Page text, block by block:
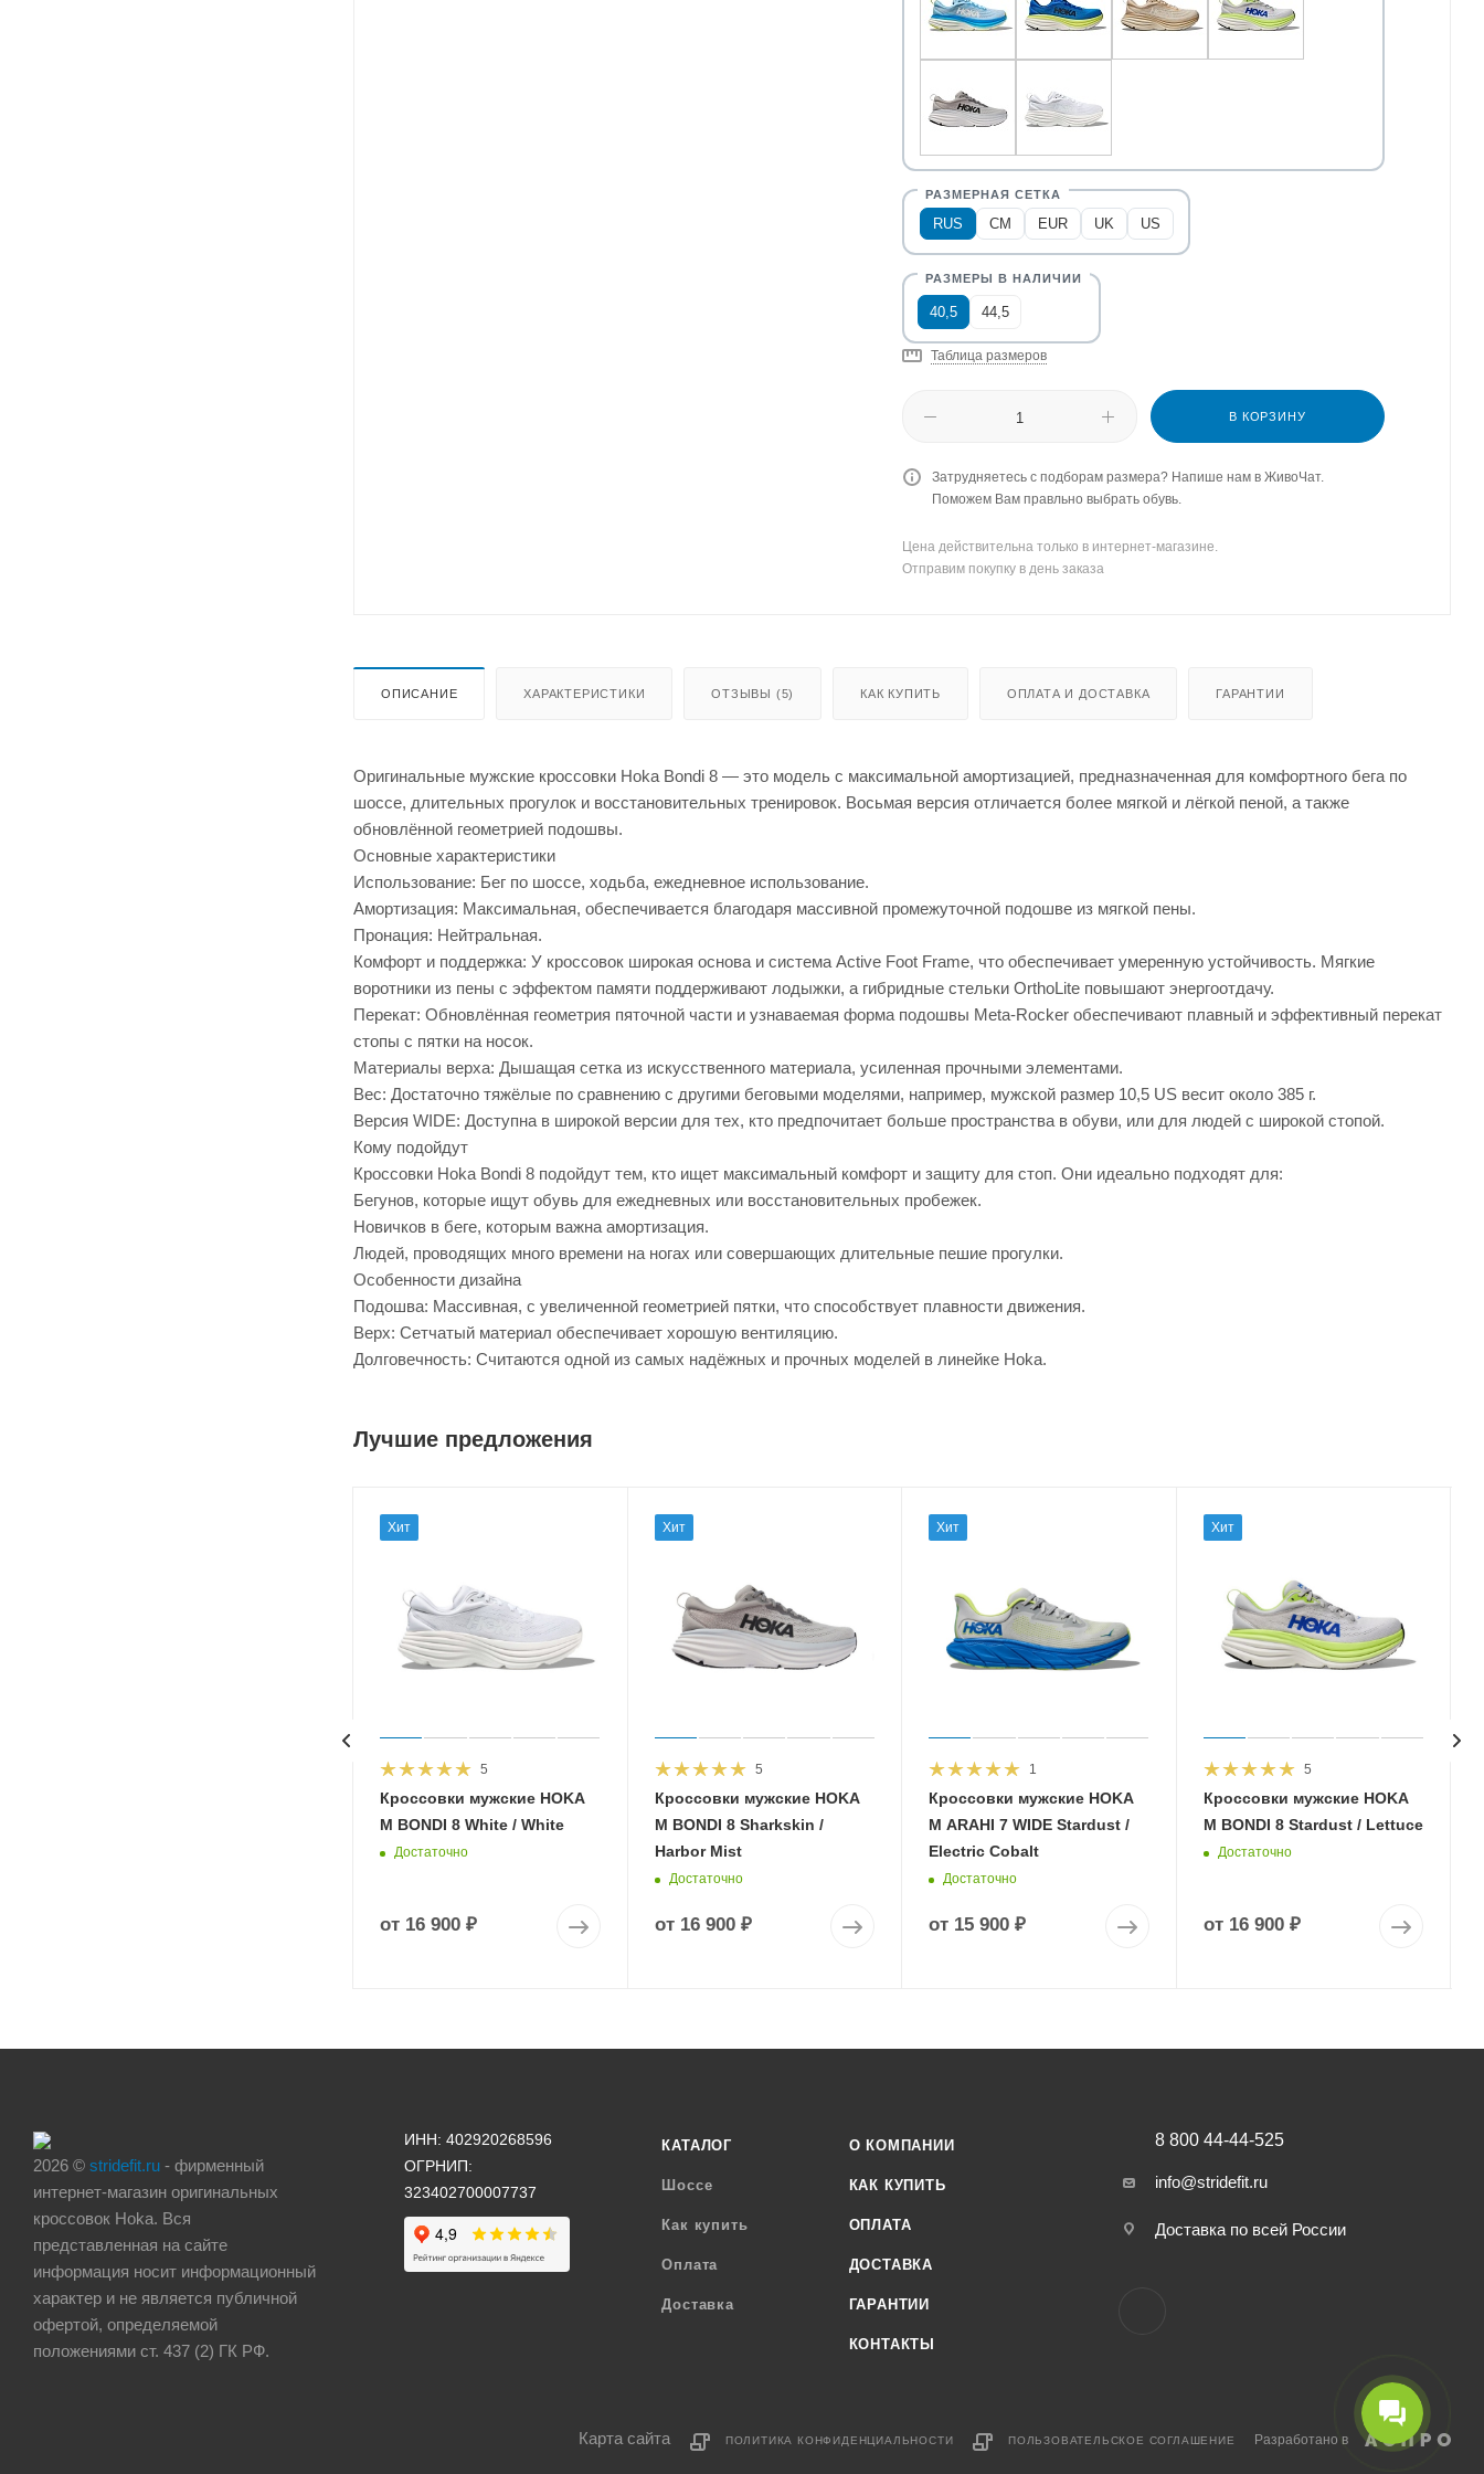
RUS CM EUR UK US
40,5 44,5
Таблица размеров
В КОРЗИНУ
Затрудняетесь с подборам размера? Напише нам в ЖивоЧат.
Поможем Вам правльно выбрать обувь.
Цена действительна только в интернет-магазине.
Отправим покупку в день заказа
ОПИСАНИЕ ХАРАКТЕРИСТИКИ ОТЗЫВЫ (5) КАК КУПИТЬ ОПЛАТА И ДОСТАВКА ГАРАНТИИ
Оригинальные мужские кроссовки Hoka Bondi 8 — это модель с максимальной амортизацией, предназначенная для комфортного бега по
шоссе, длительных прогулок и восстановительных тренировок. Восьмая версия отличается более мягкой и лёгкой пеной, а также
обновлённой геометрией подошвы.
Основные характеристики
Использование: Бег по шоссе, ходьба, ежедневное использование.
Амортизация: Максимальная, обеспечивается благодаря массивной промежуточной подошве из мягкой пены.
Пронация: Нейтральная.
Комфорт и поддержка: У кроссовок широкая основа и система Active Foot Frame, что обеспечивает умеренную устойчивость. Мягкие
воротники из пены с эффектом памяти поддерживают лодыжки, а гибридные стельки OrthoLite повышают энергоотдачу.
Перекат: Обновлённая геометрия пяточной части и узнаваемая форма подошвы Meta-Rocker обеспечивают плавный и эффективный перекат
стопы с пятки на носок.
Материалы верха: Дышащая сетка из искусственного материала, усиленная прочными элементами.
Вес: Достаточно тяжёлые по сравнению с другими беговыми моделями, например, мужской размер 10,5 US весит около 385 г.
Версия WIDE: Доступна в широкой версии для тех, кто предпочитает больше пространства в обуви, или для людей с широкой стопой.
Кому подойдут
Кроссовки Hoka Bondi 8 подойдут тем, кто ищет максимальный комфорт и защиту для стоп. Они идеально подходят для:
Бегунов, которые ищут обувь для ежедневных или восстановительных пробежек.
Новичков в беге, которым важна амортизация.
Людей, проводящих много времени на ногах или совершающих длительные пешие прогулки.
Особенности дизайна
Подошва: Массивная, с увеличенной геометрией пятки, что способствует плавности движения.
Верх: Сетчатый материал обеспечивает хорошую вентиляцию.
Долговечность: Считаются одной из самых надёжных и прочных моделей в линейке Hoka.
Лучшие предложения
Хит
5
Кроссовки мужские HOKA
M BONDI 8 White / White
Достаточно
от 16 900 ₽
Хит
5
Кроссовки мужские HOKA
M BONDI 8 Sharkskin /
Harbor Mist
Достаточно
от 16 900 ₽
Хит
1
Кроссовки мужские HOKA
M ARAHI 7 WIDE Stardust /
Electric Cobalt
Достаточно
от 15 900 ₽
Хит
5
Кроссовки мужские HOKA
M BONDI 8 Stardust / Lettuce
Достаточно
от 16 900 ₽
2026 © stridefit.ru - фирменный
интернет-магазин оригинальных
кроссовок Hoka. Вся
представленная на сайте
информация носит информационный
характер и не является публичной
офертой, определяемой
положениями ст. 437 (2) ГК РФ.
ИНН: 402920268596
ОГРНИП:
323402700007737
КАТАЛОГ
Шоссе
Как купить
Оплата
Доставка
О КОМПАНИИ
КАК КУПИТЬ
ОПЛАТА
ДОСТАВКА
ГАРАНТИИ
КОНТАКТЫ
8 800 44-44-525
info@stridefit.ru
Доставка по всей России
Карта сайта ПОЛИТИКА КОНФИДЕНЦИАЛЬНОСТИ ПОЛЬЗОВАТЕЛЬСКОЕ СОГЛАШЕНИЕ Разработано в